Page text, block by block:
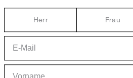
Herr Frau